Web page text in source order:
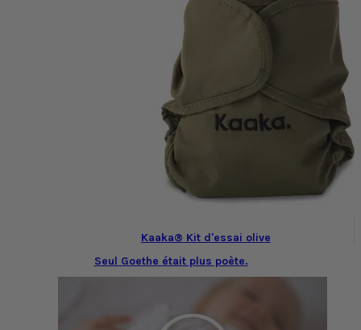
Kaaka® Kit d'essai olive
Seul Goethe était plus poète.